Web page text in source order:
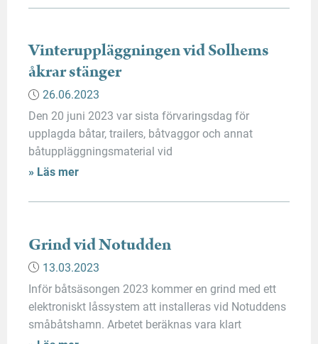
på den lokala närmiljön. Reningsanläggningarna
näringsämnena efter reningen når ändå våra grunda
och känsliga vikar vid Slemmerns och Lerviks
strandområden. I […]
Vinteruppläggningen vid Solhems
åkrar stänger
26.06.2023
Den 20 juni 2023 var sista förvaringsdag för
upplagda båtar, trailers, båtvaggor och annat
båtuppläggningsmaterial vid
vinteruppläggningsplatsen vid Solhems åkrar.
Vi ber ägarna att hämta sina ekipage och annat
på kvarlämnat material och läs mer på sidan om
» Läs mer
Grind vid Notudden
13.03.2023
Inför båtsäsongen 2023 kommer en grind med ett
elektroniskt låssystem att installeras vid Notuddens
småbåtshamn. Arbetet beräknas vara klart